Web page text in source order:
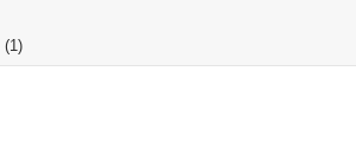
(1)